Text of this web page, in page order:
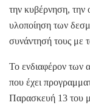
την κυβέρνηση, την
υλοποίηση των
συνάντησή τους με
Το ενδιαφέρον των
που έχει
Παρασκευή 13 του